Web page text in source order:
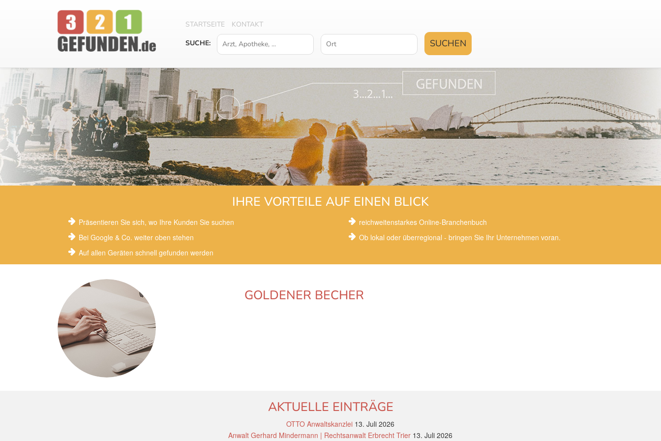
STARTSEITE
KONTAKT
SUCHE:
IHRE VORTEILE AUF EINEN BLICK
Präsentieren Sie sich, wo Ihre Kunden Sie suchen
Bei Google & Co. weiter oben stehen
Auf allen Geräten schnell gefunden werden
reichweitenstarkes Online-Branchenbuch
Ob lokal oder überregional - bringen Sie Ihr Unternehmen voran.
GOLDENER BECHER
AKTUELLE EINTRÄGE
OTTO Anwaltskanzlei 13. Juli 2026
Anwalt Gerhard Mindermann | Rechtsanwalt Erbrecht Trier 13. Juli 2026